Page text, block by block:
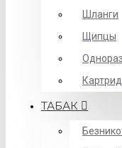
Шланги
Щипцы
ТАБАК